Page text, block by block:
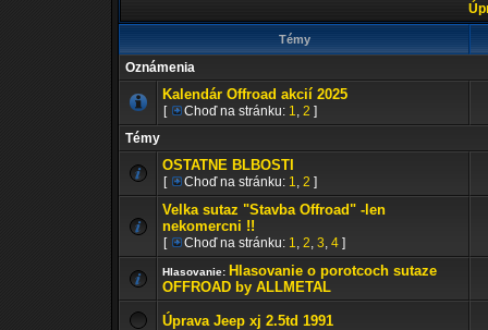
Témy
Oznámenia
Kalendár Offroad akcií 2025
[ Choď na stránku: 1, 2 ]
Témy
OSTATNE BLBOSTI
[ Choď na stránku: 1, 2 ]
Velka sutaz "Stavba Offroad" -len
nekomercni !!
[ Choď na stránku: 1, 2, 3, 4 ]
Hlasovanie: Hlasovanie o porotcoch sutaze
OFFROAD by ALLMETAL
Úprava Jeep xj 2.5td 1991